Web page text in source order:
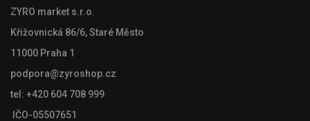
ZYRO market s.r.o.
Křižovnická 86/6, Staré Město
11000 Praha 1
podpora@zyroshop.cz
tel: +420 604 708 999
IČO-05507651